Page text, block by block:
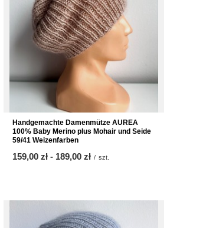
Handgemachte Damenmütze AUREA
100% Baby Merino plus Mohair und Seide
59/41 Weizenfarben
ab
159,00 zł - bis
189,00 zł / szt.